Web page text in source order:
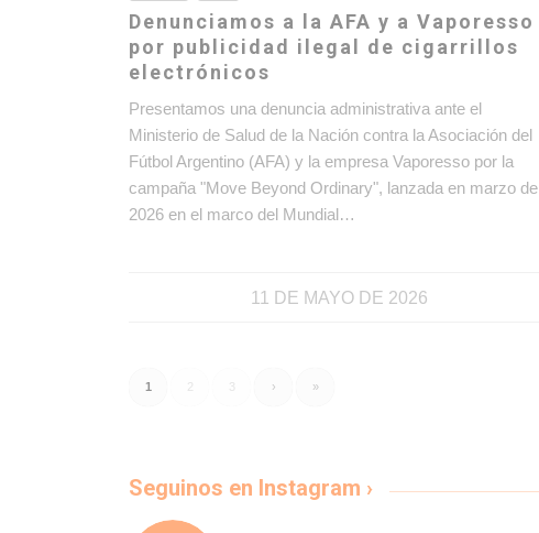
Denunciamos a la AFA y a Vaporesso
por publicidad ilegal de cigarrillos
electrónicos
Presentamos una denuncia administrativa ante el
Ministerio de Salud de la Nación contra la Asociación del
Fútbol Argentino (AFA) y la empresa Vaporesso por la
campaña "Move Beyond Ordinary", lanzada en marzo de
2026 en el marco del Mundial…
11 DE MAYO DE 2026
1 3 › »
Seguinos en Instagram ›